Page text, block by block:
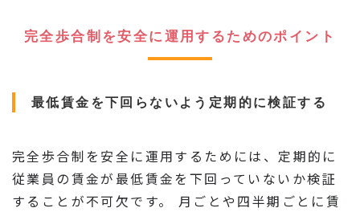
完全歩合制を安全に運用するためのポイント
最低賃金を下回らないよう定期的に検証する
完全歩合制を安全に運用するためには、定期的に
従業員の賃金が最低賃金を下回っていないか検証
することが不可欠です。 月ごとや四半期ごとに賃